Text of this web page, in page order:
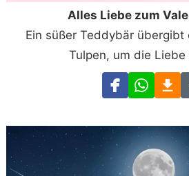
Alles Liebe zum
Ein süßer Teddybär übergibt
Tulpen, um die Liebe